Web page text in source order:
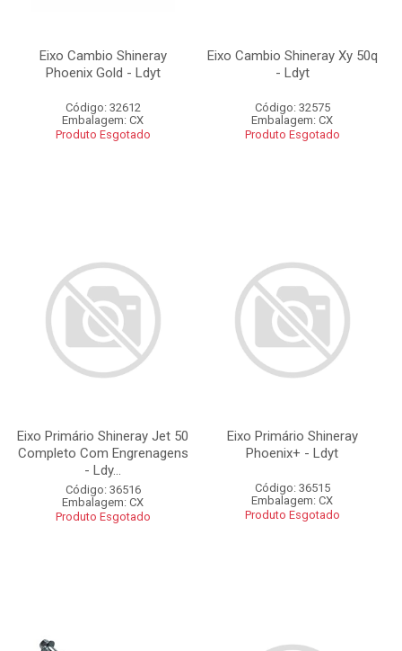
Eixo Cambio Shineray
Phoenix Gold - Ldyt
Código: 32612
Embalagem: CX
Produto Esgotado
Eixo Cambio Shineray Xy 50q
- Ldyt
Código: 32575
Embalagem: CX
Produto Esgotado
Eixo Primário Shineray Jet 50
Completo Com Engrenagens
- Ldy...
Código: 36516
Embalagem: CX
Produto Esgotado
Eixo Primário Shineray
Phoenix+ - Ldyt
Código: 36515
Embalagem: CX
Produto Esgotado